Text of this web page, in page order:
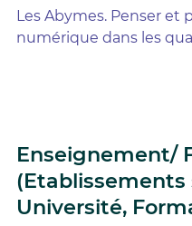
Les Abymes. Penser et
numérique dans les
Enseignement/
(Etablissements
Université,